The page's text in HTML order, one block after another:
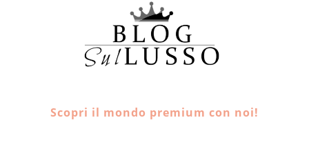
Scopri il mondo premium con noi!